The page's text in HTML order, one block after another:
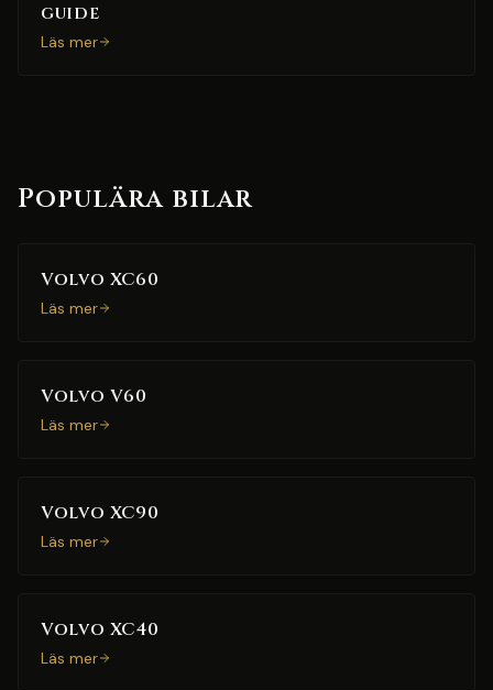
guide
Läs mer
Populära bilar
Volvo XC60
Läs mer
Volvo V60
Läs mer
Volvo XC90
Läs mer
Volvo XC40
Läs mer